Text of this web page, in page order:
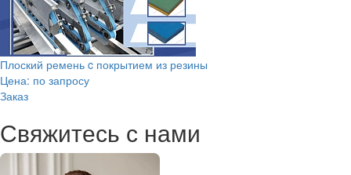
Плоский ремень c покрытием из резины
Цена: по запросу
Заказ
Свяжитесь с нами